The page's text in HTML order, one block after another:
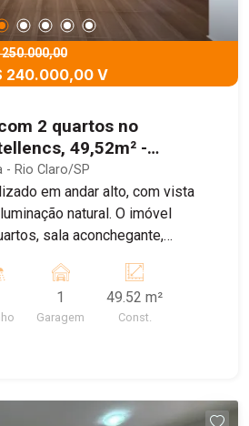
250.000,00
240.000,00 V
2 quartos no
49,52m² -
Rio Claro/SP
- Rio Claro/SP
em andar alto, com vista
natural. O imóvel
sala aconchegante,
e praticidade no dia a
organizado e com
1
Garagem
49.52 m²
Const.